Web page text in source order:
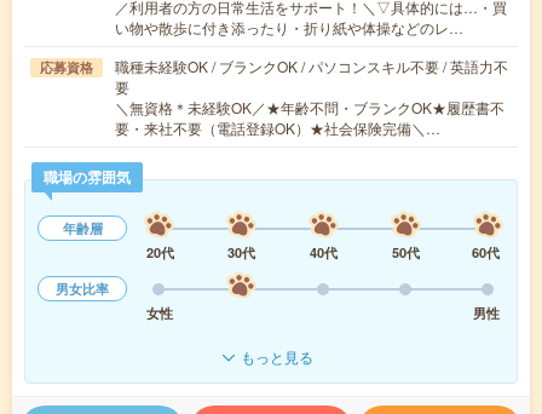
／利用者の方の日常生活をサポート！＼▽具体的には…・買
い物や散歩に付き添ったり・折り紙や体操などのレ…
応募資格
職種未経験OK / ブランクOK / パソコンスキル不要 / 英語力不
要
＼無資格＊未経験OK／★年齢不問・ブランクOK★履歴書不
要・来社不要（電話登録OK）★社会保険完備＼…
職場の雰囲気
年齢層
20代
30代 40代 50代
60代
男女比率
女性
男性
もっと見る